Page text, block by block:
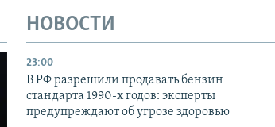
НОВОСТИ
23:00
В РФ разрешили продавать бензин
стандарта 1990-х годов: эксперты
предупреждают об угрозе здоровью